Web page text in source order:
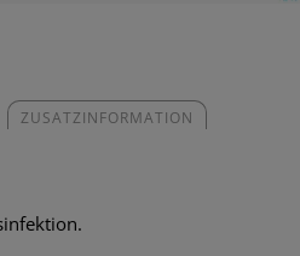
ZUSATZINFORMATION